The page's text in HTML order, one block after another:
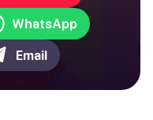
WhatsApp
Email